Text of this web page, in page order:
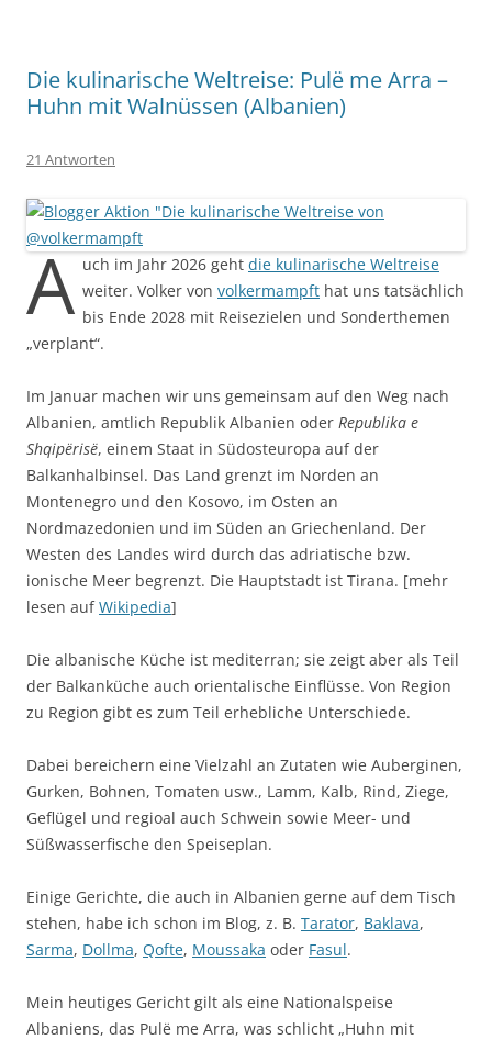
Die kulinarische Weltreise: Pulë me Arra –
Huhn mit Walnüssen (Albanien)
21 Antworten
A uch im Jahr 2026 geht die kulinarische Weltreise
weiter. Volker von volkermampft hat uns tatsächlich
bis Ende 2028 mit Reisezielen und Sonderthemen
„verplant“.
Im Januar machen wir uns gemeinsam auf den Weg nach
Albanien, amtlich Republik Albanien oder Republika e
Shqipërisë, einem Staat in Südosteuropa auf der
Balkanhalbinsel. Das Land grenzt im Norden an
Montenegro und den Kosovo, im Osten an
Nordmazedonien und im Süden an Griechenland. Der
Westen des Landes wird durch das adriatische bzw.
ionische Meer begrenzt. Die Hauptstadt ist Tirana. [mehr
lesen aufWikipedia]
Die albanische Küche ist mediterran; sie zeigt aber als Teil
der Balkanküche auch orientalische Einflüsse. Von Region
zu Region gibt es zum Teil erhebliche Unterschiede.
Dabei bereichern eine Vielzahl an Zutaten wie Auberginen,
Gurken, Bohnen, Tomaten usw., Lamm, Kalb, Rind, Ziege,
Geflügel und regioal auch Schwein sowie Meer- und
Süßwasserfische den Speiseplan.
Einige Gerichte, die auch in Albanien gerne auf dem Tisch
stehen, habe ich schon im Blog, z. B. Tarator, Baklava,
Sarma, Dollma, Qofte, Moussaka oder Fasul.
Mein heutiges Gericht gilt als eine Nationalspeise
Albaniens, das Pulë me Arra, was schlicht „Huhn mit